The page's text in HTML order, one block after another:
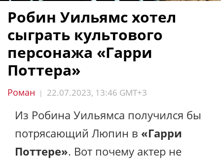
Робин Уильямс хотел
сыграть культового
персонажа «Гарри
Поттера»
Роман | 22.07.2023, 13:46 GMT+3
Из Робина Уильямса получился бы
потрясающий Люпин в «Гарри
Поттере». Вот почему актер не